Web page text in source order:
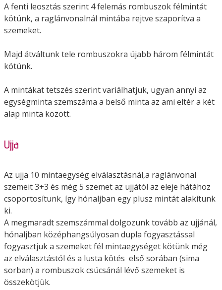
A fenti leosztás szerint 4 felemás rombuszok félmintát
kötünk, a raglánvonalnál mintába rejtve szaporítva a
szemeket.
Majd átváltunk tele rombuszokra újabb három félmintát
kötünk.
A mintákat tetszés szerint variálhatjuk, ugyan annyi az
egységminta szemszáma a belső minta az ami eltér a két
alap minta között.
Ujja
Az ujja 10 mintaegység elválasztásnál,a raglánvonal
szemeit 3+3 és még 5 szemet az ujjától az eleje hátához
csoportosítunk, így hónaljban egy plusz mintát alakítunk
ki.
A megmaradt szemszámmal dolgozunk tovább az ujjánál,
hónaljban középhangsúlyosan dupla fogyasztással
fogyasztjuk a szemeket fél mintaegységet kötünk még
az elválasztástól és a lusta kötés első sorában (sima
sorban) a rombuszok csúcsánál lévő szemeket is
összekötjük.